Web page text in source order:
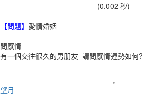
(0.002 秒)
【問題】 愛情婚姻
問感情
有一個交往很久的男朋友 請問感情運勢如何?
望月